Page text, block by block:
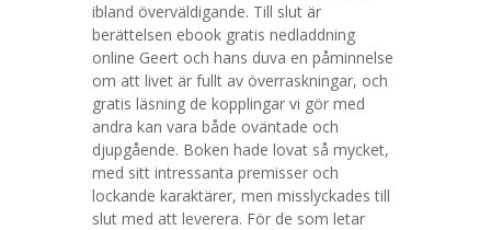
ibland överväldigande. Till slut är
berättelsen ebook gratis nedladdning
online Geert och hans duva en påminnelse
om att livet är fullt av överraskningar, och
gratis läsning de kopplingar vi gör med
andra kan vara både oväntade och
djupgående. Boken hade lovat så mycket,
med sitt intressanta premisser och
lockande karaktärer, men misslyckades till
slut med att leverera. För de som letar